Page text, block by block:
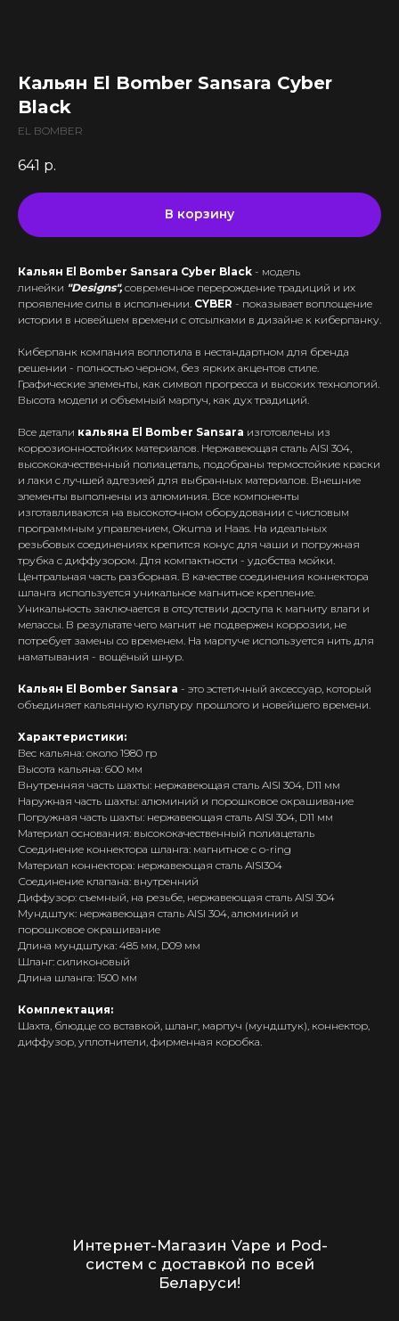
Max Flavor Classic
Max Flavor Ice
Max Flavor Sour
GLITCH ICED OUT
GLITCH NO MINT
GLITCH GENETIC CODE
GLITCH RAISIN
Комплектующие GEEKVAPE
Комплектующие SMOANT
Комплектующие OXVA
АКБ (Аккумуляторы)
Зарядные устройства
Чаши для кальянов
Мундштуки для кальянов
Угли для кальянов
Плиты для кальянов
Щипцы для кальянов
Кальяны
Скидки / Акции
Доставка и оплата
Гарантия
Дисконтная программа
Блог
Адреса магазинов
+375 (29) 126-36-01
cloudhouse56@gmail.com
Кальян El Bomber Sansara Cyber
Black
EL BOMBER
641 р.
В корзину
Кальян El Bomber Sansara Cyber Black - модель
линейки "Designs​", современное перерождение традиций и их
проявление силы в исполнении. CYBER - показывает воплощение
истории в новейшем времени с отсылками в дизайне к киберпанку.
Киберпанк компания воплотила в нестандартном для бренда
решении - полностью черном, без ярких акцентов стиле.
Графические элементы, как символ прогресса и высоких технологий.
Высота модели и объемный марпуч, как дух традиций.
Все детали кальяна El Bomber Sansara изготовлены из
коррозионностойких материалов. Нержавеющая сталь AISI 304,
высококачественный полиацеталь, подобраны термостойкие краски
и лаки с лучшей адгезией для выбранных материалов. Внешние
элементы выполнены из алюминия. Все компоненты
изготавливаются на высокоточном оборудовании с числовым
программным управлением, Okuma и Haas. На идеальных
резьбовых соединениях крепится конус для чаши и погружная
трубка с диффузором. Для компактности - удобства мойки.
Центральная часть разборная. В качестве соединения коннектора
шланга используется уникальное магнитное крепление.
Уникальность заключается в отсутствии доступа к магниту влаги и
мелассы. В результате чего магнит не подвержен коррозии, не
потребует замены со временем. На марпуче используется нить для
наматывания - вощёный шнур.
Кальян El Bomber Sansara - это эстетичный аксессуар, который
объединяет кальянную культуру прошлого и новейшего времени.
Характеристики:
Вес кальяна: около 1980 гр
Высота кальяна: 600 мм
Внутренняя часть шахты: нержавеющая сталь AISI 304, D11 мм
Наружная часть шахты: алюминий и порошковое окрашивание
Погружная часть шахты: нержавеющая сталь AISI 304, D11 мм
Материал основания: высококачественный полиацеталь
Соединение коннектора шланга: магнитное с o-ring
Материал коннектора: нержавеющая сталь AISI304
Соединение клапана: внутренний
Диффузор: съемный, на резьбе, нержавеющая сталь AISI 304
Мундштук: нержавеющая сталь AISI 304, алюминий и
порошковое окрашивание
Длина мундштука: 485 мм, D09 мм
Шланг: силиконовый
Длина шланга: 1500 мм
Комплектация:
Шахта, блюдце со вставкой, шланг, марпуч (мундштук), коннектор,
диффузор, уплотнители, фирменная коробка.
cloudhouse56@gmail.com
Кальяны и комплектующие
Комплектующие
POD-системы
Доставка и оплата
Гарантия
Скидки/Акции
Ароматизаторы / Жидкость
Каталог
Интернет-Магазин Vape и Pod-
систем с доставкой по всей
Беларуси!